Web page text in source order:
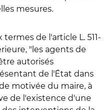
mesures.
de l'article L. 511-
"les agents de
autorisés
de l'État dans
motivée du maire, à
de l'existence d'une